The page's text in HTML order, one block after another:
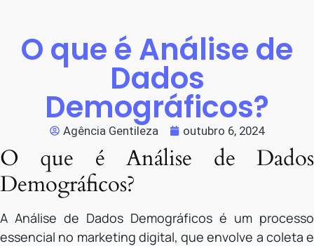
O que é Análise de
Dados
Demográficos?
Agência Gentileza outubro 6, 2024
O que é Análise de Dados
Demográficos?
A Análise de Dados Demográficos é um processo
essencial no marketing digital, que envolve a coleta e